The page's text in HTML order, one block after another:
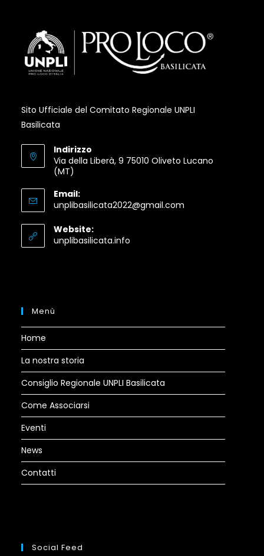
Sito Ufficiale del Comitato Regionale UNPLI
Basilicata
Indirizzo
Via della Liberà, 9 75010 Oliveto Lucano
(MT)
Email:
unplibasilicata2022@gmail.comOpens
Website:
unplibasilicata.infoOpens
Menù
Home
La nostra storia
Consiglio Regionale UNPLI Basilicata
Come Associarsi
Eventi
News
Contatti
Social Feed